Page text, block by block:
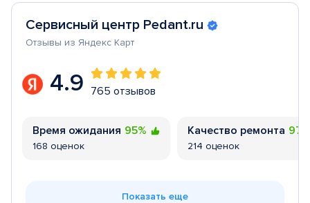
Сервисный центр Pedant.ru
Отзывы из Яндекс Карт
4.9 765 отзывов
Время ожидания 95%
168 оценок
Качество ремонта
214 оценок
Показать еще